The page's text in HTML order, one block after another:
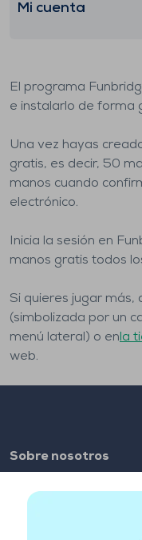
Mi cuenta
El programa
e instalarlo de forma
Una vez hayas
gratis, es decir, 50
manos cuando
electrónico.
Inicia la sesión en
manos gratis todos
Si quieres jugar más,
(simbolizada por un
menú lateral) o en la
web.
Sobre nosotros
Empleo